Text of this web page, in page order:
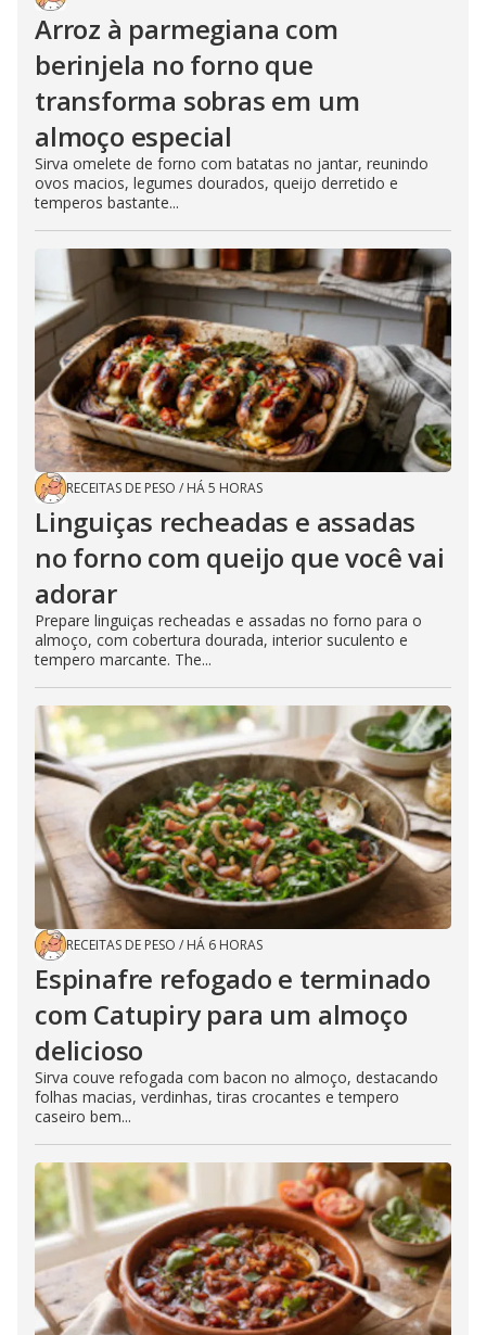
Arroz à parmegiana com
berinjela no forno que
transforma sobras em um
almoço especial
Sirva omelete de forno com batatas no jantar, reunindo
ovos macios, legumes dourados, queijo derretido e
temperos bastante...
RECEITAS DE PESO / HÁ 5 HORAS
Linguiças recheadas e assadas
no forno com queijo que você vai
adorar
Prepare linguiças recheadas e assadas no forno para o
almoço, com cobertura dourada, interior suculento e
tempero marcante. The...
RECEITAS DE PESO / HÁ 6 HORAS
Espinafre refogado e terminado
com Catupiry para um almoço
delicioso
Sirva couve refogada com bacon no almoço, destacando
folhas macias, verdinhas, tiras crocantes e tempero
caseiro bem...